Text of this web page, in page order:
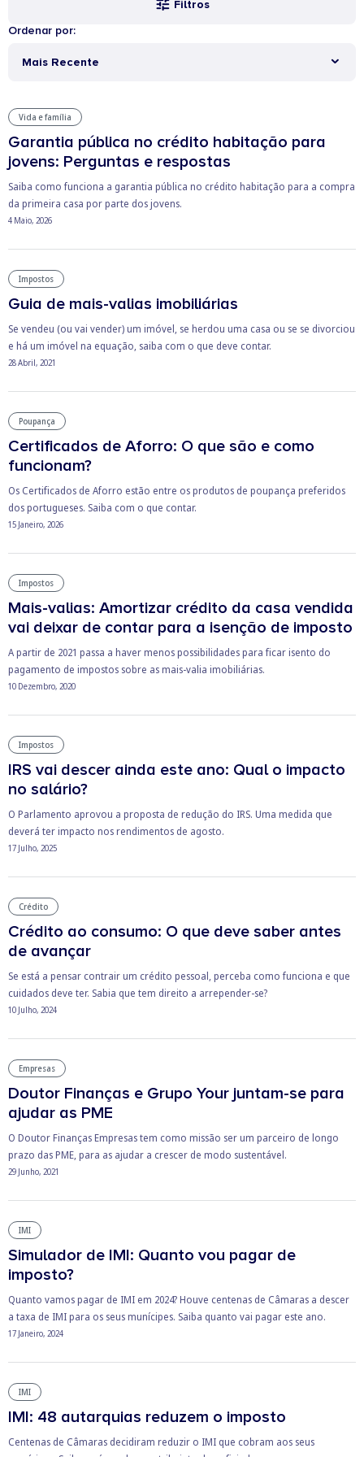
Filtros
Ordenar por:
Mais Recente
Vida e família
Garantia pública no crédito habitação para
jovens: Perguntas e respostas
Saiba como funciona a garantia pública no crédito habitação para a compra
da primeira casa por parte dos jovens.
4 Maio, 2026
Impostos
Guia de mais-valias imobiliárias
Se vendeu (ou vai vender) um imóvel, se herdou uma casa ou se se divorciou
e há um imóvel na equação, saiba com o que deve contar.
28 Abril, 2021
Poupança
Certificados de Aforro: O que são e como
funcionam?
Os Certificados de Aforro estão entre os produtos de poupança preferidos
dos portugueses. Saiba com o que contar.
15 Janeiro, 2026
Impostos
Mais-valias: Amortizar crédito da casa vendida
vai deixar de contar para a isenção de imposto
A partir de 2021 passa a haver menos possibilidades para ficar isento do
pagamento de impostos sobre as mais-valia imobiliárias.
10 Dezembro, 2020
Impostos
IRS vai descer ainda este ano: Qual o impacto
no salário?
O Parlamento aprovou a proposta de redução do IRS. Uma medida que
deverá ter impacto nos rendimentos de agosto.
17 Julho, 2025
Crédito
Crédito ao consumo: O que deve saber antes
de avançar
Se está a pensar contrair um crédito pessoal, perceba como funciona e que
cuidados deve ter. Sabia que tem direito a arrepender-se?
10 Julho, 2024
Empresas
Doutor Finanças e Grupo Your juntam-se para
ajudar as PME
O Doutor Finanças Empresas tem como missão ser um parceiro de longo
prazo das PME, para as ajudar a crescer de modo sustentável.
29 Junho, 2021
IMI
Simulador de IMI: Quanto vou pagar de
imposto?
Quanto vamos pagar de IMI em 2024? Houve centenas de Câmaras a descer
a taxa de IMI para os seus munícipes. Saiba quanto vai pagar este ano.
17 Janeiro, 2024
IMI
IMI: 48 autarquias reduzem o imposto
Centenas de Câmaras decidiram reduzir o IMI que cobram aos seus